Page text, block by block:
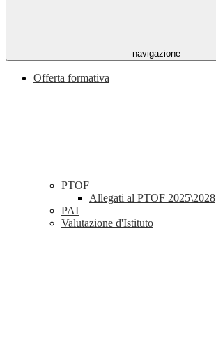
navigazione
Offerta formativa
PTOF
Allegati al PTOF 2025\2028
PAI
Valutazione d'Istituto